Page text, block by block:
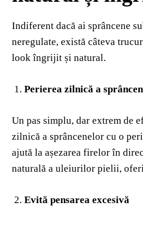
Indiferent dacă ai sprâncene
neregulate, există câteva
look îngrijit și natural.
Perierea zilnică a
Un pas simplu, dar extrem de
zilnică a sprâncenelor cu o
ajută la așezarea firelor în
naturală a uleiurilor pielii,
Evită pensarea excesivă